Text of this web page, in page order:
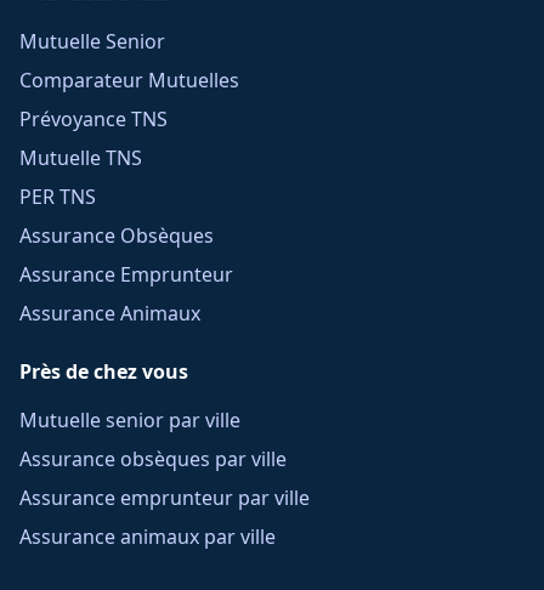
Mutuelle Senior
Comparateur Mutuelles
Prévoyance TNS
Mutuelle TNS
PER TNS
Assurance Obsèques
Assurance Emprunteur
Assurance Animaux
Près de chez vous
Mutuelle senior par ville
Assurance obsèques par ville
Assurance emprunteur par ville
Assurance animaux par ville